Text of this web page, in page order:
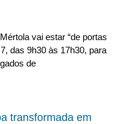
vai estar “de portas
das 9h30 às 17h30, para
de
transformada em